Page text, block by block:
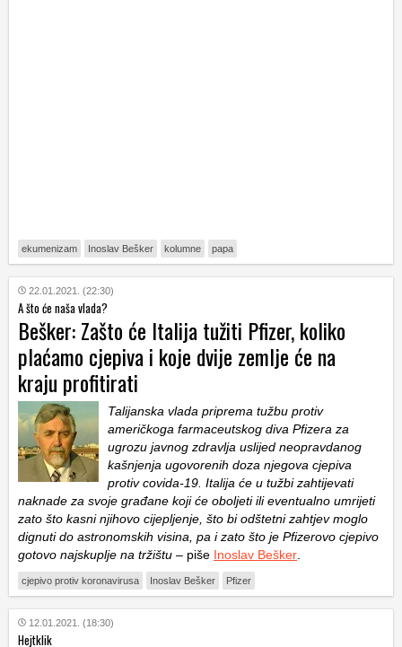
ekumenizam Inoslav Bešker kolumne papa
22.01.2021. (22:30)
A što će naša vlada?
Bešker: Zašto će Italija tužiti Pfizer, koliko
plaćamo cjepiva i koje dvije zemlje će na
kraju profitirati
Talijanska vlada priprema tužbu protiv
američkoga farmaceutskog diva Pfizera za
ugrozu javnog zdravlja uslijed neopravdanog
kašnjenja ugovorenih doza njegova cjepiva
protiv covida-19. Italija će u tužbi zahtijevati
naknade za svoje građane koji će oboljeti ili eventualno umrijeti
zato što kasni njihovo cijepljenje, što bi odštetni zahtjev moglo
dignuti do astronomskih visina, pa i zato što je Pfizerovo cjepivo
gotovo najskuplje na tržištu – piše Inoslav Bešker
cjepivo protiv koronavirusa Inoslav Bešker Pfizer
12.01.2021. (18:30)
Hejtklik